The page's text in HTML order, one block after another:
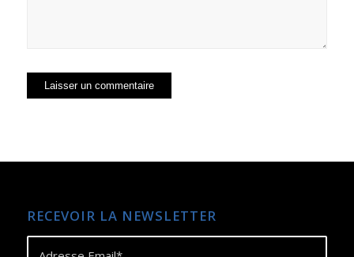
RECEVOIR LA NEWSLETTER